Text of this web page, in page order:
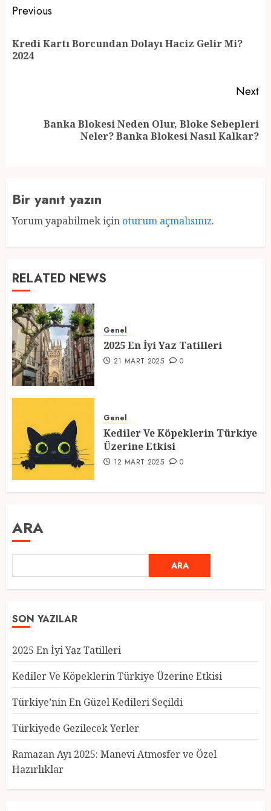
Post
navigation
Previous
Kredi Kartı Borcundan Dolayı Haciz Gelir Mi?
2024
Next
Banka Blokesi Neden Olur, Bloke Sebepleri
Neler? Banka Blokesi Nasıl Kalkar?
Bir yanıt yazın
Yorum yapabilmek için oturum açmalısınız.
RELATED NEWS
Genel
2025 En İyi Yaz Tatilleri
21 MART 2025 0
Genel
Kediler Ve Köpeklerin Türkiye
Üzerine Etkisi
12 MART 2025 0
ARA
ARA
SON YAZILAR
2025 En İyi Yaz Tatilleri
Kediler Ve Köpeklerin Türkiye Üzerine Etkisi
Türkiye’nin En Güzel Kedileri Seçildi
Türkiyede Gezilecek Yerler
Ramazan Ayı 2025: Manevi Atmosfer ve Özel
Hazırlıklar
Türkiye’nin En Güzel Kedileri
Seçildi
12 MART 2025